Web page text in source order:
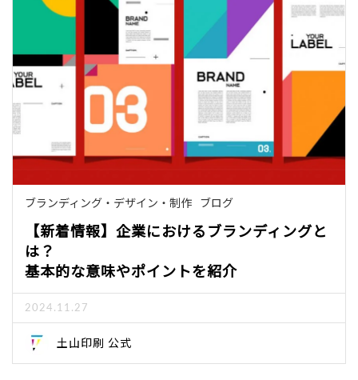
ブランディング・デザイン・制作 ブログ
【新着情報】企業におけるブランディングと
は？
基本的な意味やポイントを紹介
2024.11.27
土山印刷 公式